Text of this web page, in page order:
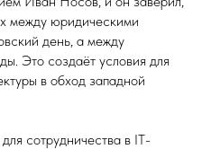
между юридическими
день, а между
Это создаёт условия для
в обход западной
сотрудничества в IT-